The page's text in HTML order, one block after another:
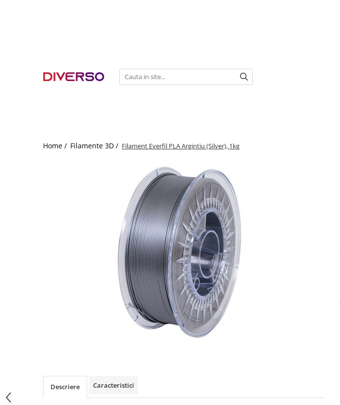
Home / Filamente 3D / Filament Everfil PLA Argintiu (Silver), 1kg
Descriere Caracteristici